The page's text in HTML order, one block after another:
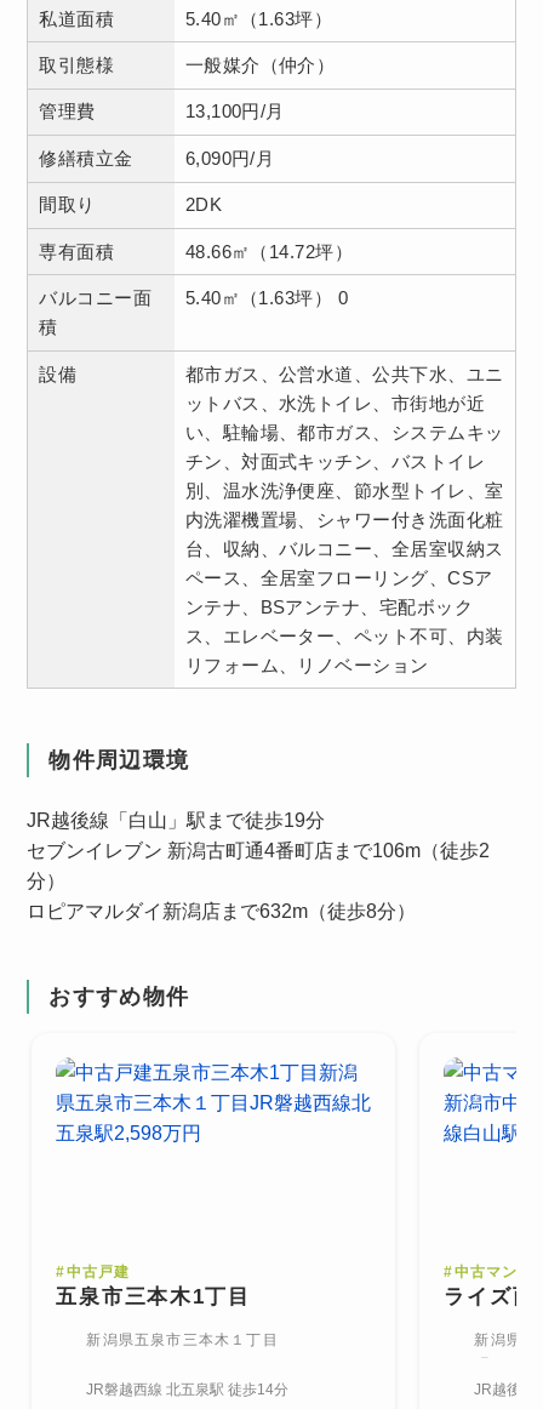
私道面積 5.40㎡（1.63坪）
取引態様 一般媒介（仲介）
管理費 13,100円/月
修繕積立金 6,090円/月
間取り 2DK
専有面積 48.66㎡（14.72坪）
バルコニー面
積
5.40㎡（1.63坪） 0
設備
都市ガス、公営水道、公共下水、ユニ
ットバス、水洗トイレ、市街地が近
い、駐輪場、都市ガス、システムキッ
チン、対面式キッチン、バストイレ
別、温水洗浄便座、節水型トイレ、室
内洗濯機置場、シャワー付き洗面化粧
台、収納、バルコニー、全居室収納ス
ペース、全居室フローリング、CSア
ンテナ、BSアンテナ、宅配ボック
ス、エレベーター、ペット不可、内装
リフォーム、リノベーション
物件周辺環境
JR越後線「白山」駅まで徒歩19分
セブンイレブン 新潟古町通4番町店まで106m（徒歩2
分）
ロピアマルダイ新潟店まで632m（徒歩8分）
おすすめ物件
#中古戸建
五泉市三本木1丁目
新潟県五泉市三本木１丁目
JR磐越西線北五泉駅 徒歩14分
#中古マンシ
ライズ西
新潟県新
町
JR越後線